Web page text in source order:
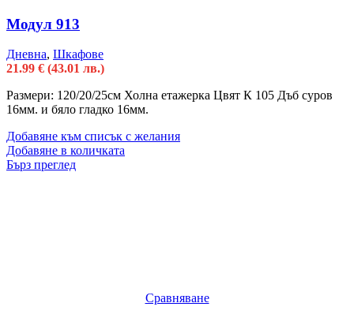
Модул 913
Дневна, Шкафове
21.99 € (43.01 лв.)
Размери: 120/20/25см Холна етажерка Цвят К 105 Дъб суров
16мм. и бяло гладко 16мм.
Добавяне към списък с желания
Добавяне в количката
Бърз преглед
Сравняване